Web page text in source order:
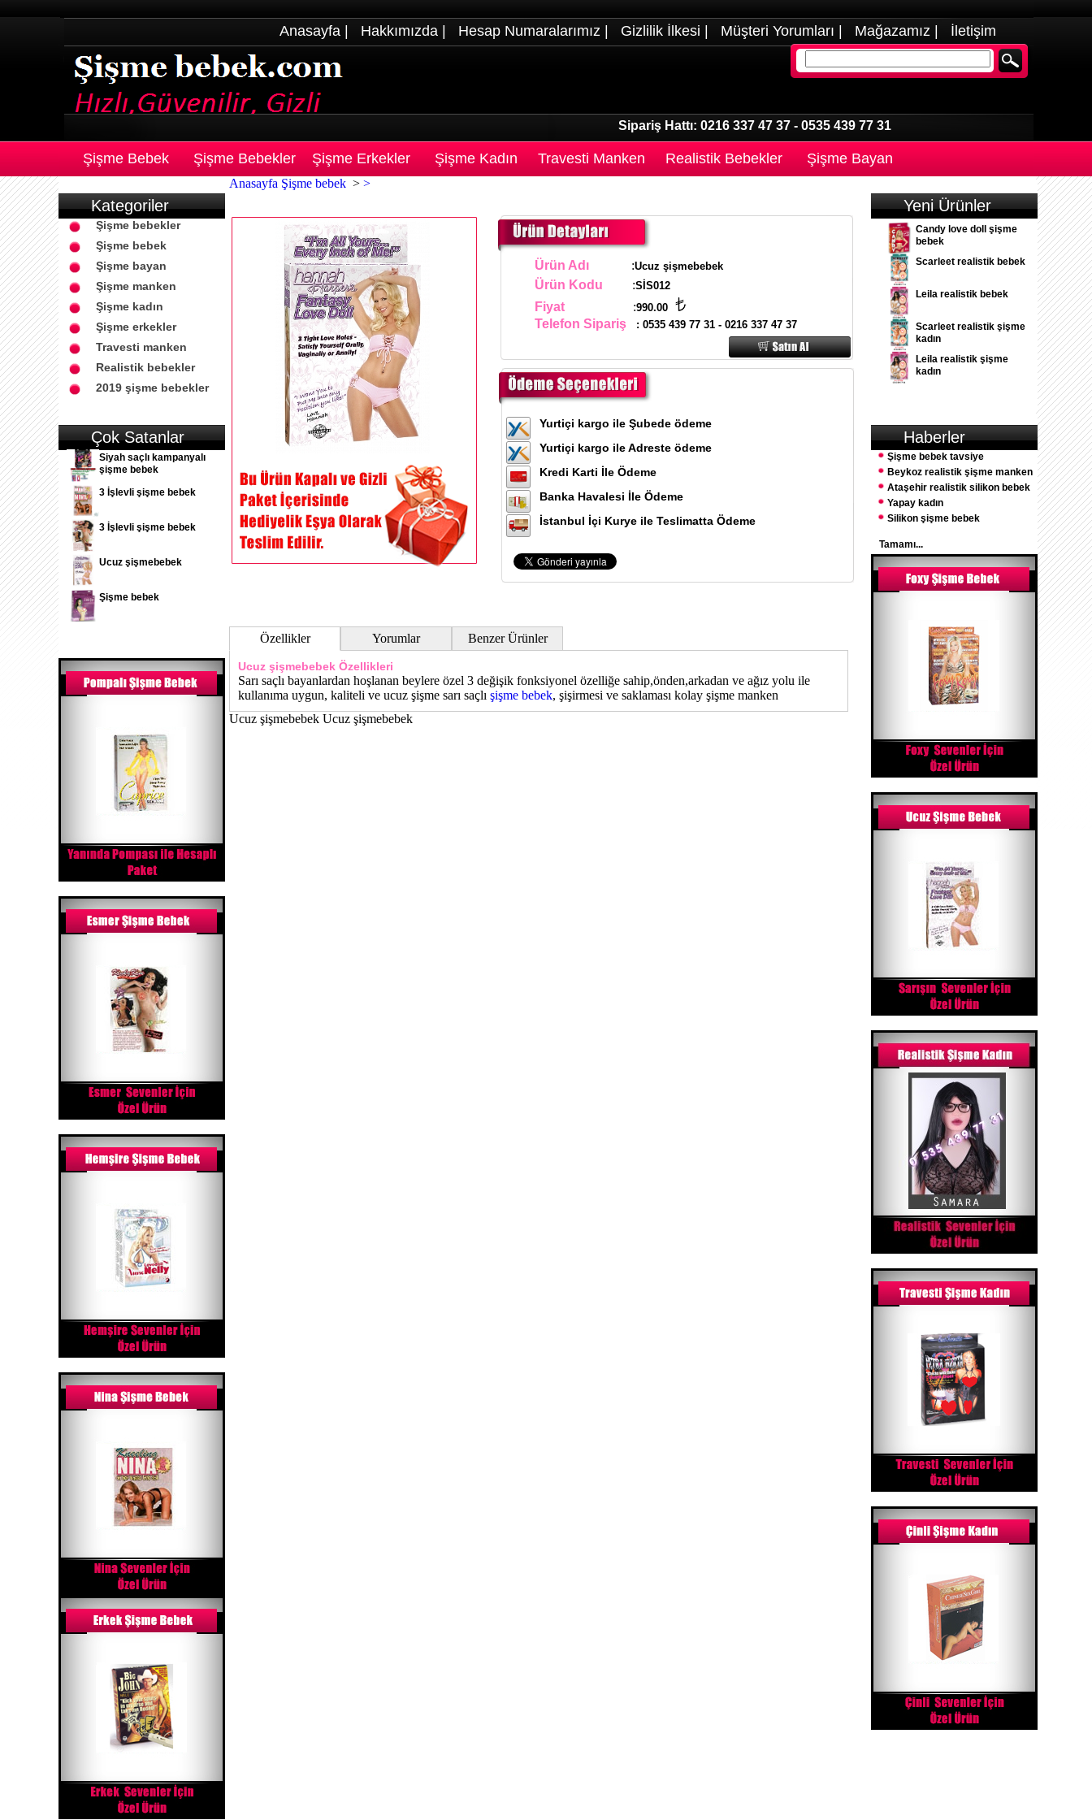
Anasayfa Hakkımızda Hesap Numaralarımız Gizlilik İlkesi Müşteri Yorumları Mağazamız İletişim
Sipariş Hattı: 0216 337 47 37 - 0535 439 77 31
Şişme Bebek Şişme Bebekler Şişme Erkekler Şişme Kadın Travesti Manken Realistik Bebekler Şişme Bayan
Kategoriler
Şişme bebekler
Şişme bebek
Şişme bayan
Şişme manken
Şişme kadın
Şişme erkekler
Travesti manken
Realistik bebekler
2019 şişme bebekler
Çok Satanlar
Siyah saçlı kampanyalı
şişme bebek
3 İşlevli şişme bebek
3 İşlevli şişme bebek
Ucuz şişmebebek
Şişme bebek
Anasayfa Şişme bebek > >
Ürün Adı :Ucuz şişmebebek
Ürün Kodu :SİS012
Fiyat :990.00
Telefon Sipariş : 0535 439 77 31 - 0216 337 47 37
Yurtiçi kargo ile Şubede ödeme
Yurtiçi kargo ile Adreste ödeme
Kredi Karti İle Ödeme
Banka Havalesi İle Ödeme
İstanbul İçi Kurye ile Teslimatta Ödeme
Özellikler Yorumlar Benzer Ürünler
Ucuz şişmebebek Özellikleri
Sarı saçlı bayanlardan hoşlanan beylere özel 3 değişik fonksiyonel özelliğe sahip,önden,arkadan ve ağız yolu ile
kullanıma uygun, kaliteli ve ucuz şişme sarı saçlı şişme bebek, şişirmesi ve saklaması kolay şişme manken
Ucuz şişmebebek Ucuz şişmebebek
Yeni Ürünler
Candy love doll şişme
bebek
Scarleet realistik bebek
Leila realistik bebek
Scarleet realistik şişme
kadın
Leila realistik şişme
kadın
Haberler
Şişme bebek tavsiye
Beykoz realistik şişme manken
Ataşehir realistik silikon bebek
Yapay kadın
Silikon şişme bebek
Tamamı...